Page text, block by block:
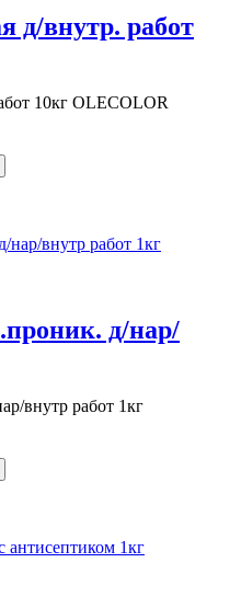
д/внутр. работ
10кг OLECOLOR
д/нар/
внутр работ 1кг